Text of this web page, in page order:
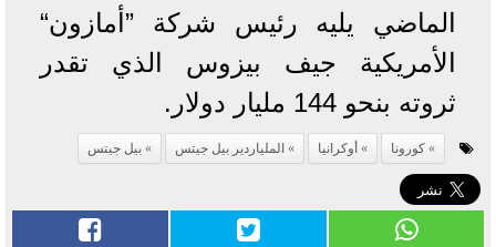
الماضي يليه رئيس شركة ”أمازون“
الأمريكية جيف بيزوس الذي تقدر
ثروته بنحو 144 مليار دولار.
كورونا أوكرانيا الملياردير بيل جيتس بيل جيتس